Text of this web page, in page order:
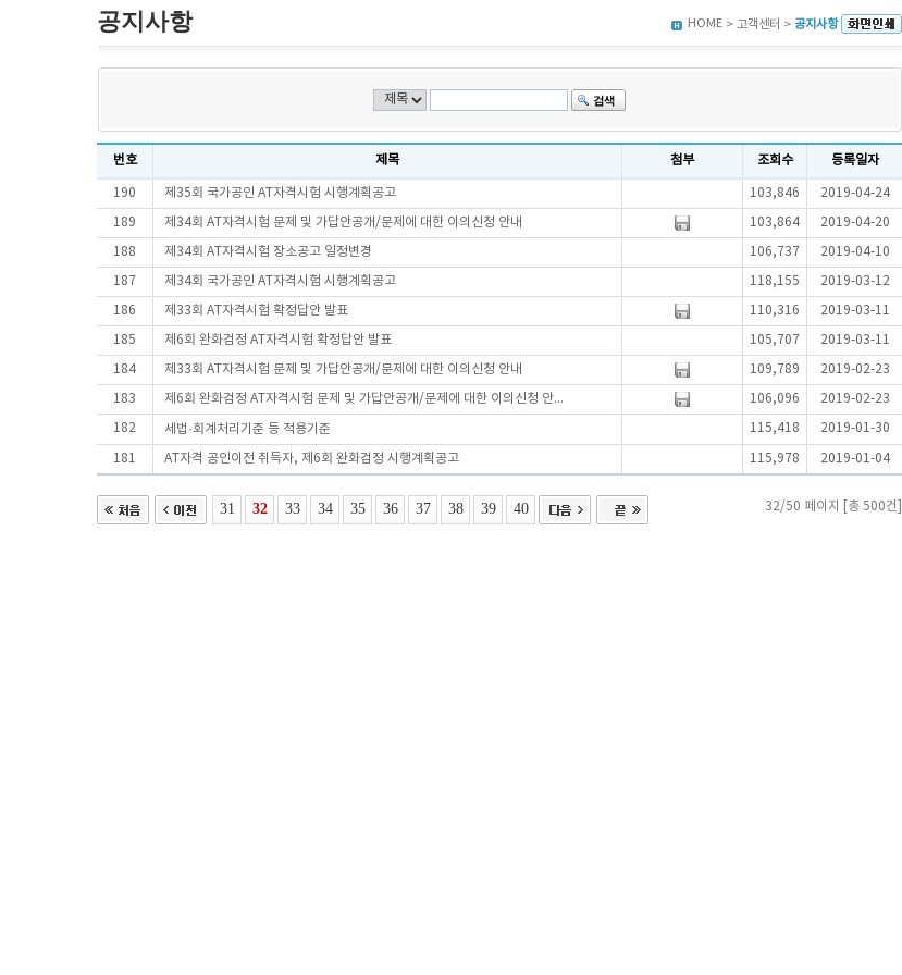
공지사항 HOME > 고객센터 > 공지사항
번호 제목 첨부 조회수 등록일자
190 제35회 국가공인 AT자격시험 시행계획공고 103,846 2019-04-24
189 제34회 AT자격시험 문제 및 가답안공개/문제에 대한 이의신청 안내 103,864 2019-04-20
188 제34회 AT자격시험 장소공고 일정변경 106,737 2019-04-10
187 제34회 국가공인 AT자격시험 시행계획공고 118,155 2019-03-12
186 제33회 AT자격시험 확정답안 발표 110,316 2019-03-11
185 제6회 완화검정 AT자격시험 확정답안 발표 105,707 2019-03-11
184 제33회 AT자격시험 문제 및 가답안공개/문제에 대한 이의신청 안내 109,789 2019-02-23
183 제6회 완화검정 AT자격시험 문제 및 가답안공개/문제에 대한 이의신청 안... 106,096 2019-02-23
182 세법·회계처리기준 등 적용기준 115,418 2019-01-30
181 AT자격 공인이전 취득자, 제6회 완화검정 시행계획공고 115,978 2019-01-04
31 32 33 34 35 36 37 38 39 40 32/50 페이지 [총 500건]